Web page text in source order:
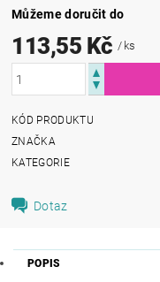
Můžeme doručit do
113,55 Kč/ ks
KÓD PRODUKTU
ZNAČKA
KATEGORIE
Dotaz
POPIS